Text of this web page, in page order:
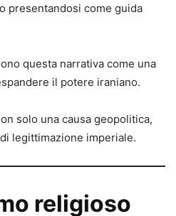
presentandosi come guida
questa narrativa come una
il potere iraniano.
solo una causa geopolitica,
legittimazione imperiale.
religioso